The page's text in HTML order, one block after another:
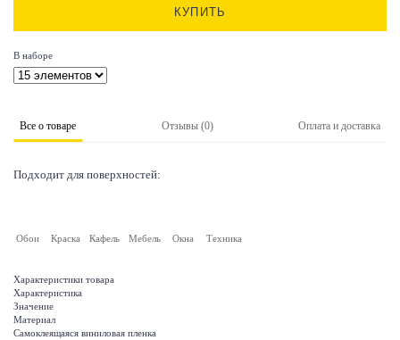
КУПИТЬ
В наборе
Все о товаре Отзывы (0) Оплата и доставка
Подходит для поверхностей:
Обои Краска Кафель Мебель Окна Техника
Характеристики товара
Характеристика
Значение
Материал
Самоклеящаяся виниловая пленка